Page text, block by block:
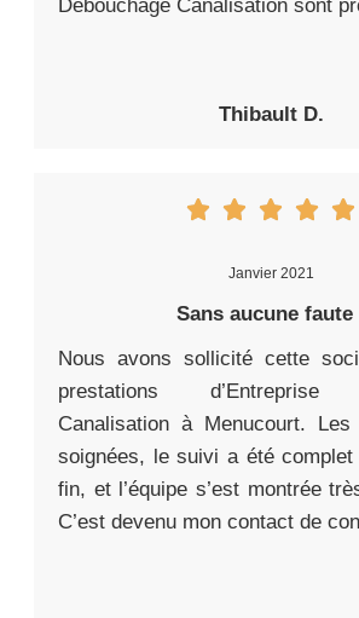
Débouchage Canalisation sont
Thibault D.
Janvier 2021
Sans aucune faute
Nous avons sollicité cette
prestations d’Entreprise
Canalisation à Menucourt.
soignées, le suivi a été
fin, et l’équipe s’est montrée
C’est devenu mon contact de